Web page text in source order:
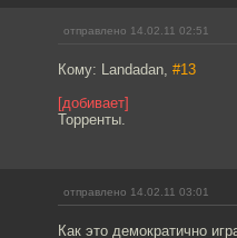
отправлено 14.02.11 02:51
Кому: Landadan, #13
[добивает]
Торренты.
отправлено 14.02.11 03:01
Как это демократично